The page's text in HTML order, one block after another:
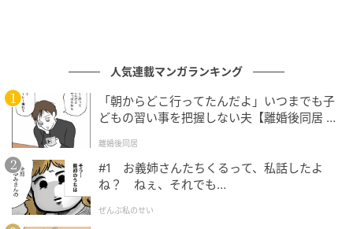
【6/12発売】X-girlのカモ柄Tシャツ♡
人気連載マンガランキング
「朝からどこ行ってたんだよ」いつまでも子
どもの習い事を把握しない夫【離婚後同居 Vo
離婚後同居
#1 お義姉さんたちくるって、私話したよ
ね？ ねぇ、それでも…
ぜんぶ私のせい